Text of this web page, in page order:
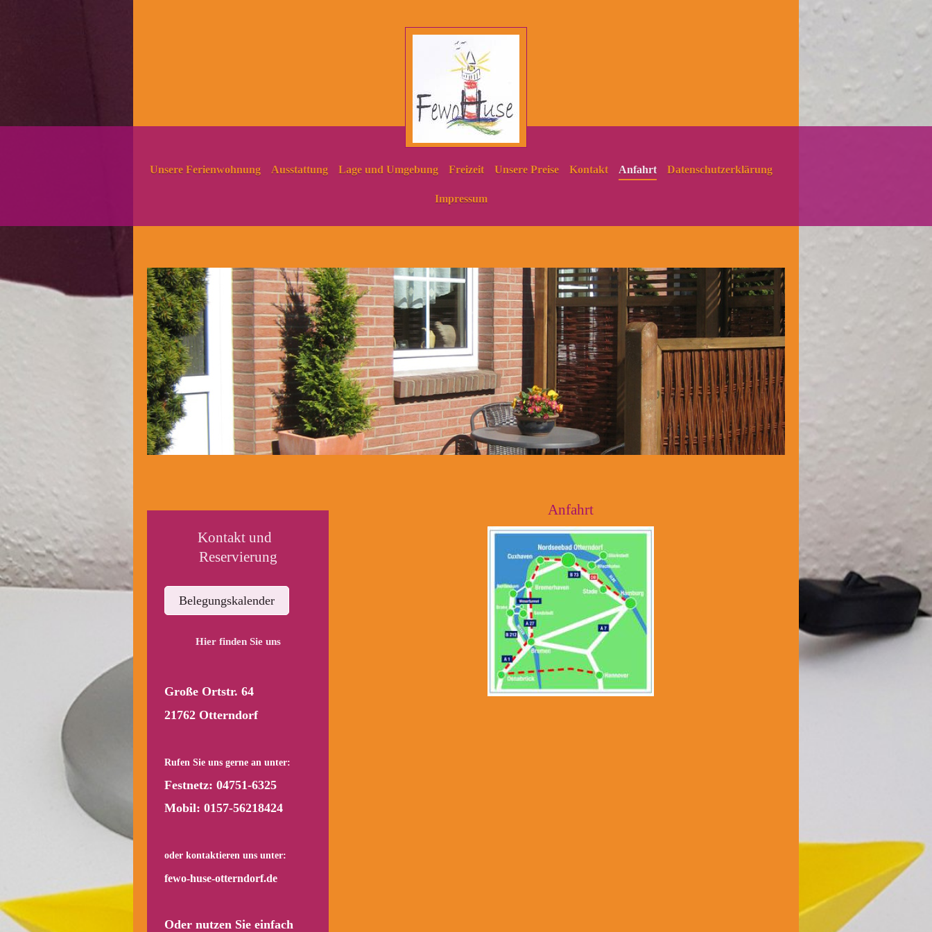
Unsere Ferienwohnung Ausstattung Lage und Umgebung Freizeit Unsere Preise Kontakt Anfahrt Datenschutzerklärung
Impressum
Anfahrt
Kontakt und
Reservierung
Belegungskalender
Hier finden Sie uns
Große Ortstr. 64
21762 Otterndorf
Rufen Sie uns gerne an unter:
Festnetz: 04751-6325
Mobil: 0157-56218424
oder kontaktieren uns unter:
fewo-huse-otterndorf.de
Oder nutzen Sie einfach